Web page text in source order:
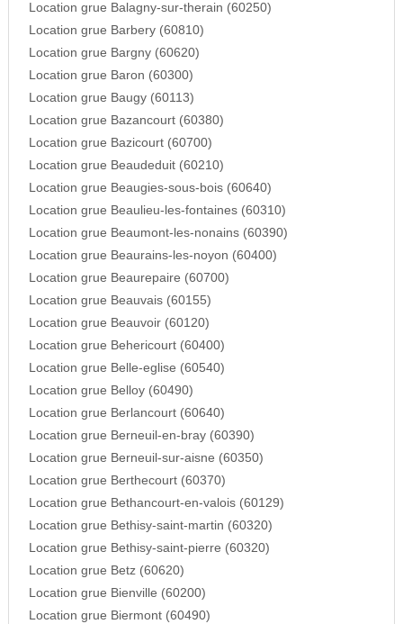
Location grue Balagny-sur-therain (60250)
Location grue Barbery (60810)
Location grue Bargny (60620)
Location grue Baron (60300)
Location grue Baugy (60113)
Location grue Bazancourt (60380)
Location grue Bazicourt (60700)
Location grue Beaudeduit (60210)
Location grue Beaugies-sous-bois (60640)
Location grue Beaulieu-les-fontaines (60310)
Location grue Beaumont-les-nonains (60390)
Location grue Beaurains-les-noyon (60400)
Location grue Beaurepaire (60700)
Location grue Beauvais (60155)
Location grue Beauvoir (60120)
Location grue Behericourt (60400)
Location grue Belle-eglise (60540)
Location grue Belloy (60490)
Location grue Berlancourt (60640)
Location grue Berneuil-en-bray (60390)
Location grue Berneuil-sur-aisne (60350)
Location grue Berthecourt (60370)
Location grue Bethancourt-en-valois (60129)
Location grue Bethisy-saint-martin (60320)
Location grue Bethisy-saint-pierre (60320)
Location grue Betz (60620)
Location grue Bienville (60200)
Location grue Biermont (60490)